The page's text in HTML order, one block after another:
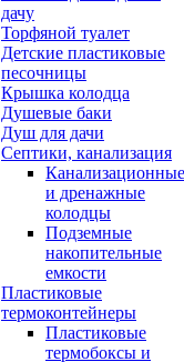
дачу
Торфяной туалет
Детские пластиковые
песочницы
Крышка колодца
Душевые баки
Душ для дачи
Септики, канализация
Канализационные
и дренажные
колодцы
Подземные
накопительные
емкости
Пластиковые
термоконтейнеры
Пластиковые
термобоксы и